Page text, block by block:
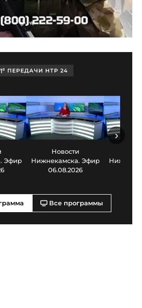
ПЕРЕДАЧИ НТР 24
Эфир
Новости
Нижнекамска. Эфир
06.08.2026
›
Все программы